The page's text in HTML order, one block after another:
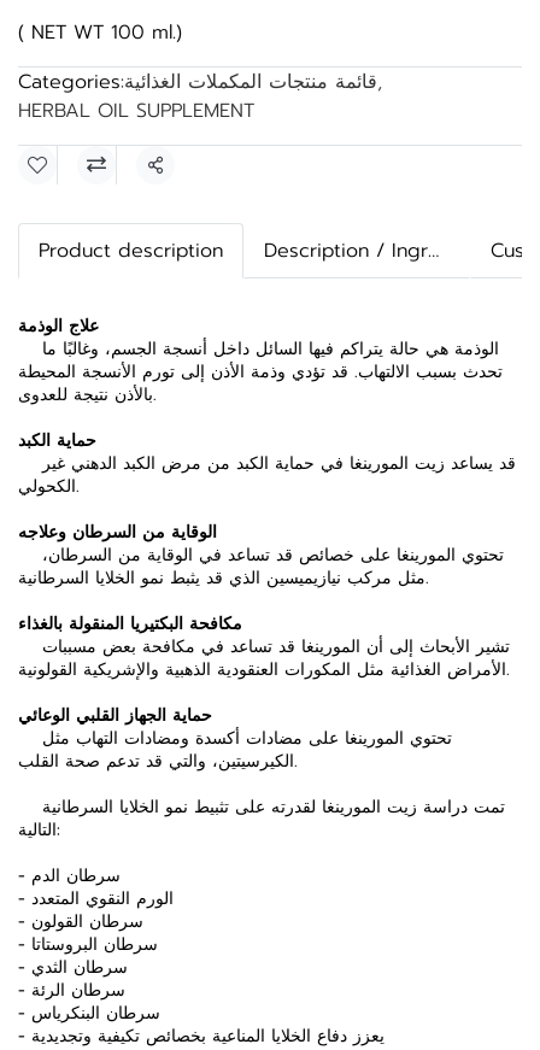
( NET WT 100 ml.)
Categories:قائمة منتجات المكملات الغذائية,
HERBAL OIL SUPPLEMENT
Share
Product description Description / Ingredients
علاج الوذمة
تحدث بسبب الالتهاب. قد تؤدي وذمة الأذن إلى تورم الأنسجة المحيطة
بالأذن نتيجة للعدوى.
حماية الكبد
الكحولي.
الوقاية من السرطان وعلاجه
مثل مركب نيازيميسين الذي قد يثبط نمو الخلايا السرطانية.
مكافحة البكتيريا المنقولة بالغذاء
الأمراض الغذائية مثل المكورات العنقودية الذهبية والإشريكية القولونية.
حماية الجهاز القلبي الوعائي
الكيرسيتين، والتي قد تدعم صحة القلب.
التالية:
- سرطان الدم
- الورم النقوي المتعدد
- سرطان القولون
- سرطان البروستاتا
- سرطان الثدي
- سرطان الرئة
- سرطان البنكرياس
- يعزز دفاع الخلايا المناعية بخصائص تكيفية وتجديدية